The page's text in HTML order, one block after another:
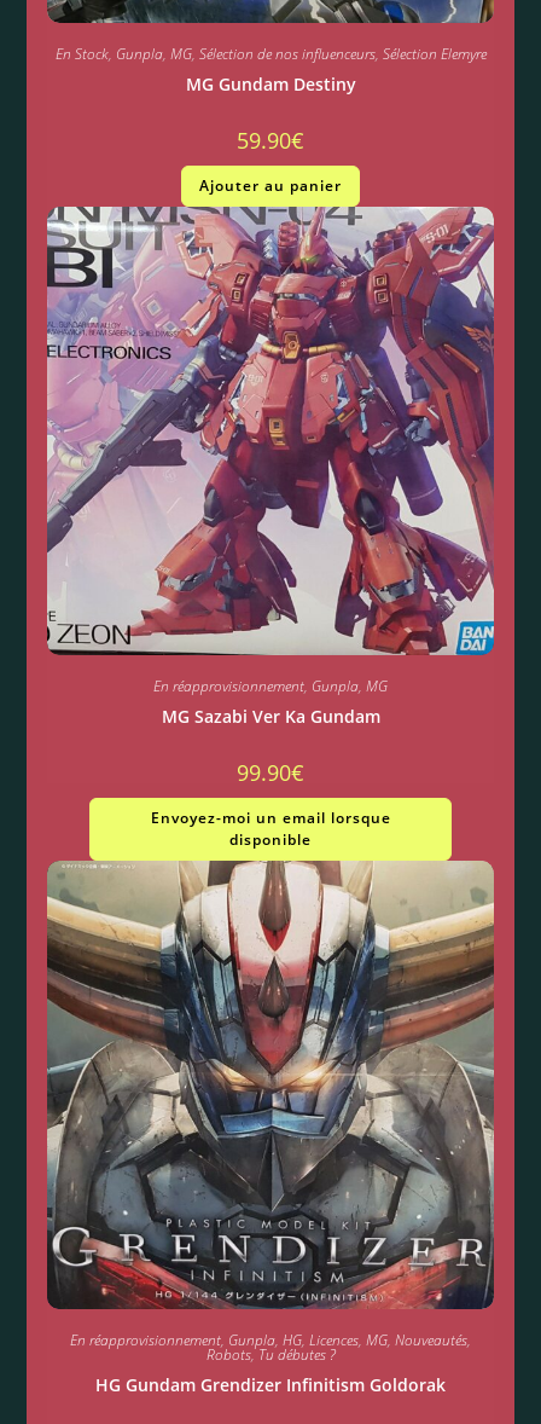
En Stock, Gunpla, MG, Sélection de nos influenceurs, Sélection Elemyre
MG Gundam Destiny
59.90€
Ajouter au panier
En réapprovisionnement, Gunpla, MG
MG Sazabi Ver Ka Gundam
99.90€
Envoyez-moi un email lorsque
disponible
En réapprovisionnement, Gunpla, HG, Licences, MG, Nouveautés,
Robots,Tu débutes ?
HG Gundam Grendizer Infinitism Goldorak